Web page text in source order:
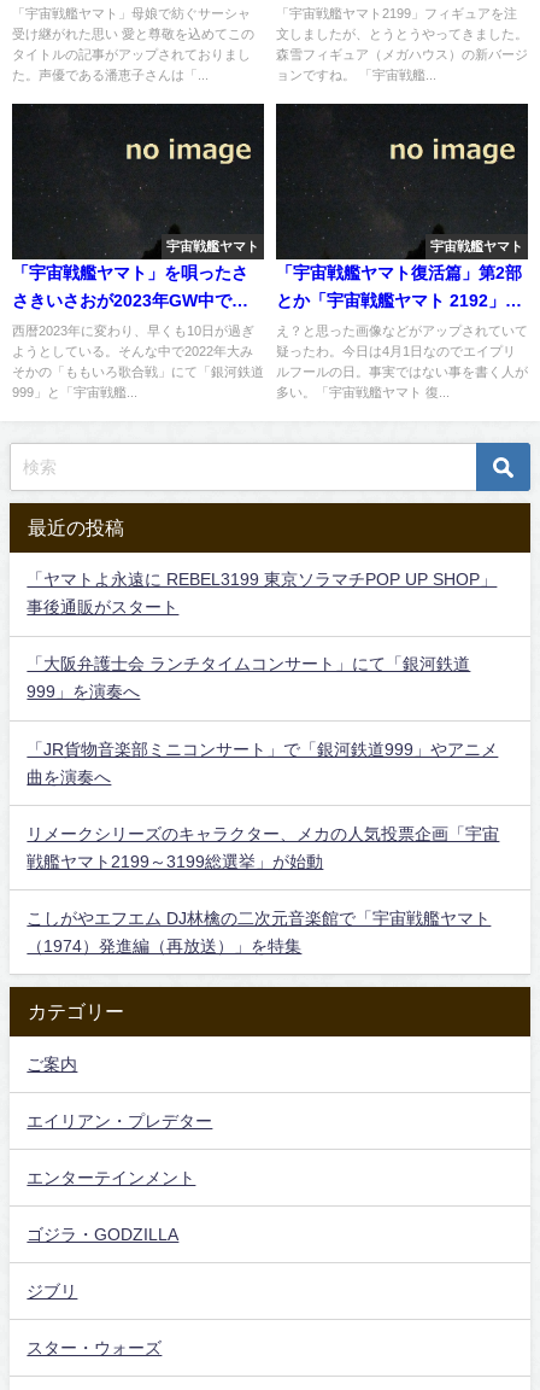
と尊敬を込めて』の記事がアッ
プ
「宇宙戦艦ヤマト」母娘で紡ぐサーシャ
受け継がれた思い 愛と尊敬を込めてこの
タイトルの記事がアップされておりまし
た。声優である潘恵子さんは「...
ク)」が到着。
「宇宙戦艦ヤマト2199」フィギュアを注
文しましたが、とうとうやってきました。
森雪フィギュア（メガハウス）の新バージ
ョンですね。 「宇宙戦艦...
宇宙戦艦ヤマト
「宇宙戦艦ヤマト」を唄ったさ
さきいさおが2023年GW中で東
京と大阪のイベントにて出演へ
西暦2023年に変わり、早くも10日が過ぎ
ようとしている。そんな中で2022年大み
そかの「ももいろ歌合戦」にて「銀河鉄道
999」と「宇宙戦艦...
宇宙戦艦ヤマト
「宇宙戦艦ヤマト復活篇」第2部
とか「宇宙戦艦ヤマト 2192」と
か エイプリルフールが・・・
え？と思った画像などがアップされていて
疑ったわ。今日は4月1日なのでエイプリ
ルフールの日。事実ではない事を書く人が
多い。「宇宙戦艦ヤマト 復...
最近の投稿
「ヤマトよ永遠に REBEL3199 東京ソラマチPOP UP SHOP」
事後通販がスタート
「大阪弁護士会 ランチタイムコンサート」にて「銀河鉄道
999」を演奏へ
「JR貨物音楽部ミニコンサート」で「銀河鉄道999」やアニメ
曲を演奏へ
リメークシリーズのキャラクター、メカの人気投票企画「宇宙
戦艦ヤマト2199～3199総選挙」が始動
こしがやエフエム DJ林檎の二次元音楽館で「宇宙戦艦ヤマト
（1974）発進編（再放送）」を特集
カテゴリー
ご案内
エイリアン・プレデター
エンターテインメント
ゴジラ・GODZILLA
ジブリ
スター・ウォーズ